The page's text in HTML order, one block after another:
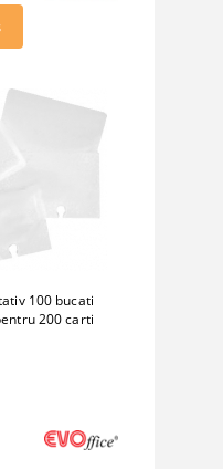
100 bucati
200 carti